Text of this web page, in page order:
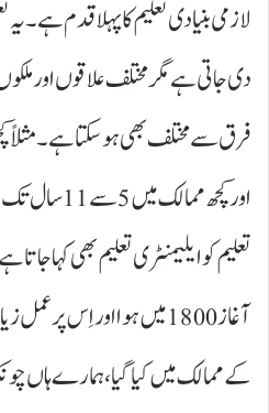
دی جاتی ہے مگر مختلف علاقوں اور
اور کچھ
تعلیم کو ایلیمنٹری تعلیم بھی کہا جاتا
آغاز 1800میں ہوا اور اِس پر
کے ممالک میں کیا گیا ، ہمارے ہاں